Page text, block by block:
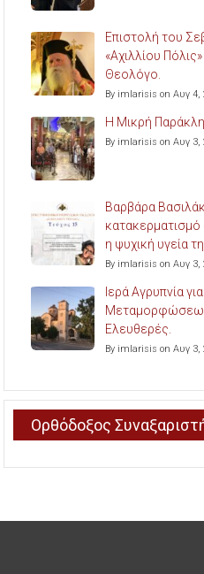
Επιστολή του
«Αχιλλίου
Θεολόγο.
By imlarisis on Αυγ 4,
Η Μικρή
By imlarisis on Αυγ 3,
Βαρβάρα
η ψυχική υγεία
By imlarisis on Αυγ 3,
Ιερά Αγρυπνία
Ελευθερές.
By imlarisis on Αυγ 3,
Ορθόδοξος